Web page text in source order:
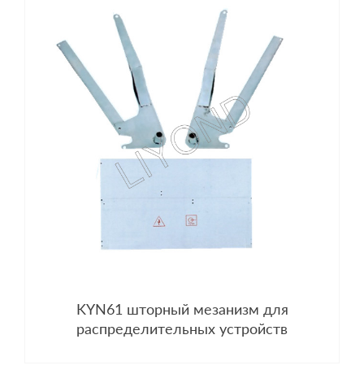
KYN61 шторный мезанизм для
распределительных устройств